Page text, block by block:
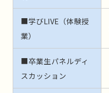
■学びLIVE（体験授
業）
■卒業生パネルディ
スカッション